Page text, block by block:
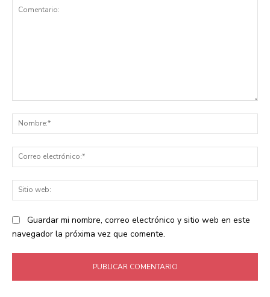
Guardar mi nombre, correo electrónico y sitio web en este
navegador la próxima vez que comente.